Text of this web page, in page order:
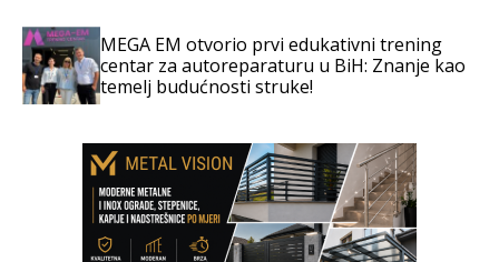
MEGA EM otvorio prvi edukativni trening
centar za autoreparaturu u BiH: Znanje kao
temelj budućnosti struke!